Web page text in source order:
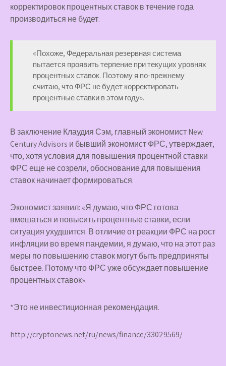
корректировок процентных ставок в течение года
производиться не будет.
«Похоже, Федеральная резервная система
пытается проявить терпение при текущих уровнях
процентных ставок. Поэтому я по-прежнему
считаю, что ФРС не будет корректировать
процентные ставки в этом году».
В заключение Клаудия Сэм, главный экономист New
Century Advisors и бывший экономист ФРС, утверждает,
что, хотя условия для повышения процентной ставки
ФРС еще не созрели, обоснование для повышения
ставок начинает формироваться.
Экономист заявил: «Я думаю, что ФРС готова
вмешаться и повысить процентные ставки, если
ситуация ухудшится. В отличие от реакции ФРС на рост
инфляции во время пандемии, я думаю, что на этот раз
меры по повышению ставок могут быть предприняты
быстрее. Потому что ФРС уже обсуждает повышение
процентных ставок».
*Это не инвестиционная рекомендация.
http://cryptonews.net/ru/news/finance/33029569/